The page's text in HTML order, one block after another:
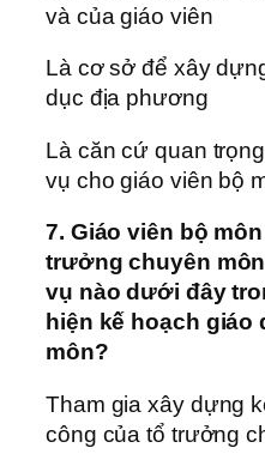
và của giáo viên
Là cơ sở để xây
dục địa phương
Là căn cứ quan
vụ cho giáo viên bộ
7. Giáo viên bộ
trưởng chuyên môn
vụ nào dưới đây
hiện kế hoạch giáo
môn?
Tham gia xây dựng
công của tổ trưởng